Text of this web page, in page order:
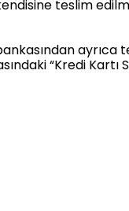
teslim
ayrıca
“Kredi Kartı